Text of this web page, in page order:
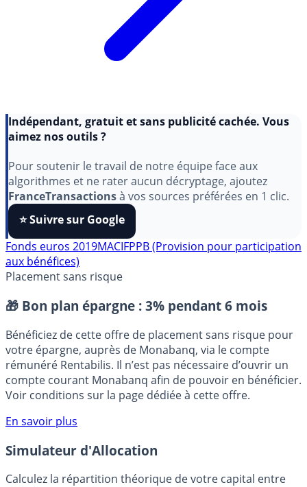
aimez nos outils ?
Pour soutenir le travail de notre équipe face aux
algorithmes et ne rater aucun décryptage, ajoutez
FranceTransactionsà vos sources préférées en 1 clic.
⭐️ Suivre sur Google
Fonds euros 2019MACIF
Placement sans risque
🎁 Bon plan épargne : 3% pendant 6 mois
Bénéficiez de cette offre de placement sans risque pour
votre épargne, auprès de Monabanq, via le compte
rémunéré Rentabilis. Il n’est pas nécessaire d’ouvrir un
Voir conditions sur la page dédiée à cette offre.
En savoir plus
Simulateur d'Allocation